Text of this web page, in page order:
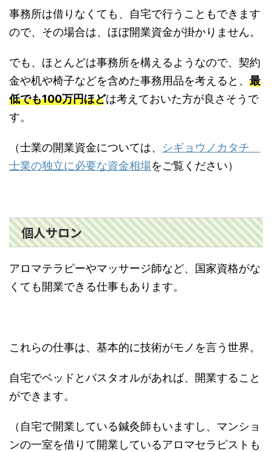
事務所は借りなくても、自宅で行うこともできます
ので、その場合は、ほぼ開業資金が掛かりません。
でも、ほとんどは事務所を構えるようなので、契約
金や机や椅子などを含めた事務用品を考えると、 最
低でも100万円ほどは考えておいた方が良さそうで
す。
（士業の開業資金については、 シギョウノカタチ
士業の独立に必要な資金相場をご覧ください）
個人サロン
アロマテラピーやマッサージ師など、国家資格がな
くても開業できる仕事もあります。
これらの仕事は、基本的に技術がモノを言う世界。
自宅でベッドとバスタオルがあれば、開業すること
ができます。
（自宅で開業している鍼灸師もいますし、マンショ
ンの一室を借りて開業しているアロマセラピストも